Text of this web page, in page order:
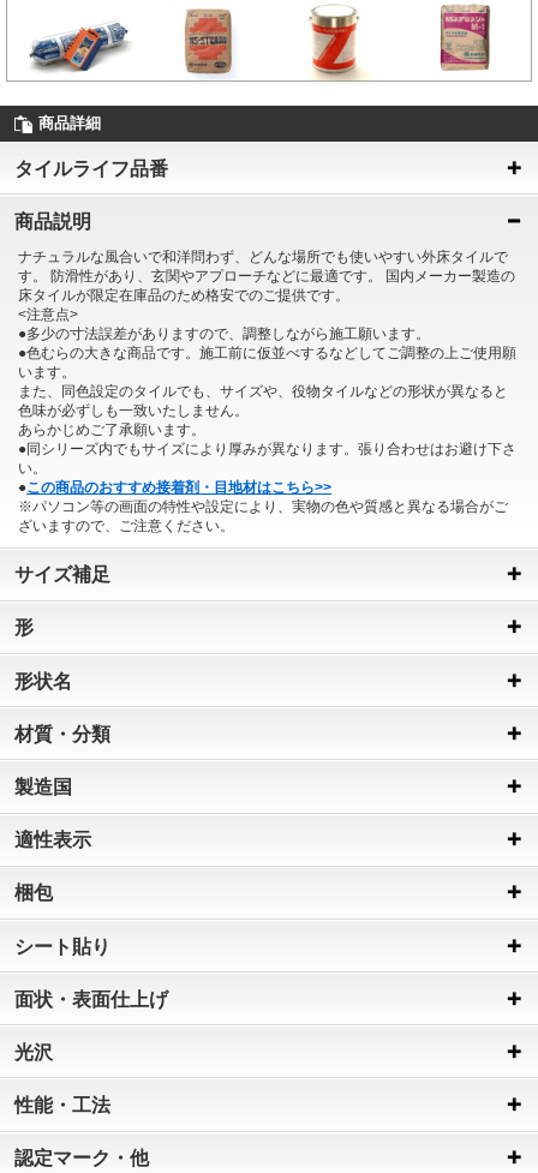
商品詳細
タイルライフ品番
商品説明
ナチュラルな風合いで和洋問わず、どんな場所でも使いやすい外床タイルで
す。 防滑性があり、玄関やアプローチなどに最適です。 国内メーカー製造の
床タイルが限定在庫品のため格安でのご提供です。
<注意点>
●多少の寸法誤差がありますので、調整しながら施工願います。
●色むらの大きな商品です。施工前に仮並べするなどしてご調整の上ご使用願
います。
また、同色設定のタイルでも、サイズや、役物タイルなどの形状が異なると
色味が必ずしも一致いたしません。
あらかじめご了承願います。
●同シリーズ内でもサイズにより厚みが異なります。張り合わせはお避け下さ
い。
●この商品のおすすめ接着剤・目地材はこちら>>
※パソコン等の画面の特性や設定により、実物の色や質感と異なる場合がご
ざいますので、ご注意ください。
サイズ補足
形
形状名
材質・分類
製造国
適性表示
梱包
シート貼り
面状・表面仕上げ
光沢
性能・工法
認定マーク・他